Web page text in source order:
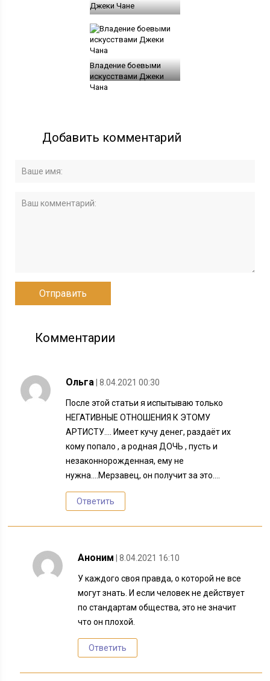
Джеки Чане
Владение боевыми
искусствами Джеки
Чана
Добавить комментарий
Комментарии
Ольга | 8.04.2021 00:30
После этой статьи я испытываю только
НЕГАТИВНЫЕ ОТНОШЕНИЯ К ЭТОМУ
АРТИСТУ…. Имеет кучу денег, раздаёт их
кому попало , а родная ДОЧЬ , пусть и
незаконнорожденная, ему не
нужна….Мерзавец, он получит за это….
Ответить
Аноним | 8.04.2021 16:10
У каждого своя правда, о которой не все
могут знать. И если человек не действует
по стандартам общества, это не значит
что он плохой.
Ответить